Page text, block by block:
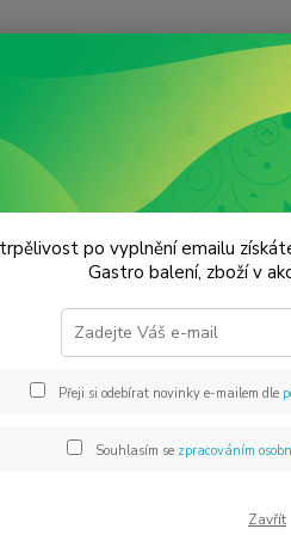
Plechové dózy - kořenky Velká dóza
dóza Drak -
po vyplnění emailu
Gastro balení, zboží v
Přeji si odebírat novinky e-mailem dle
Souhlasím se zpracováním
Zavřít